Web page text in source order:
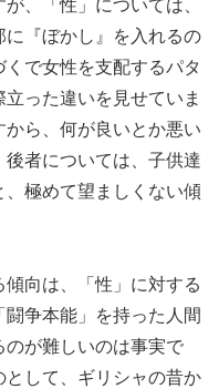
、「性」については、
に『ぼかし』を入れるの
で女性を支配するパタ
った違いを見せていま
ら、何が良いとか悪い
者については、子供達
極めて望ましくない傾
向は、「性」に対する
争本能」を持った人間
のが難しいのは事実で
して、ギリシャの昔か